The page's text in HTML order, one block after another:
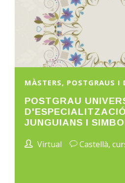
MÀSTERS, POSTGRAUS I
POSTGRAU
JUNGUIANS I
Virtual Castellà,